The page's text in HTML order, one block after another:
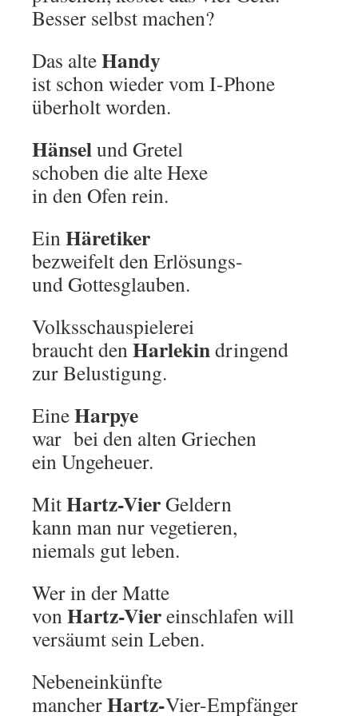
Besser selbst machen?
Das alteHandy
ist schon wieder vom I-Phone
überholt worden.
Hänselund Gretel
schoben die alte Hexe
in den Ofen rein.
EinHäretiker
bezweifelt den Erlösungs-
und Gottesglauben.
Volksschauspielerei
braucht denHarlekindringend
zur Belustigung.
EineHarpye
war bei den alten Griechen
ein Ungeheuer.
MitHartz-VierGeldern
kann man nur vegetieren,
niemals gut leben.
Wer in der Matte
vonHartz-Viereinschlafen will
versäumt sein Leben.
Nebeneinkünfte
mancherHartz-Vier-Empfänger